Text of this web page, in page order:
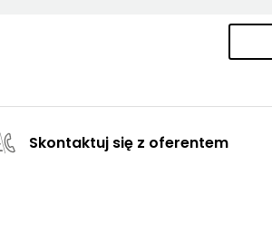
Skontaktuj się z oferentem